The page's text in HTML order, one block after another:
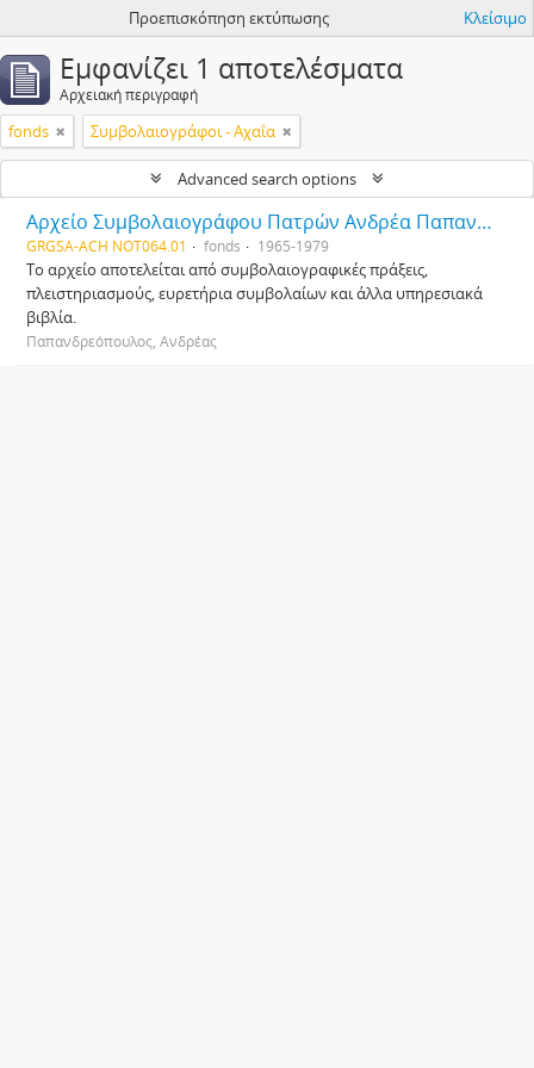
Προεπισκόπηση εκτύπωσης Κλείσιμο
Εμφανίζει 1 αποτελέσματα
Αρχειακή περιγραφή
fonds Συμβολαιογράφοι - Αχαΐα
Advanced search options
Αρχείο Συμβολαιογράφου Πατρών Ανδρέα Παπανδρεόπουλου
GRGSA-ACH NOT064.01 fonds 1965-1979
Το αρχείο αποτελείται από συμβολαιογραφικές πράξεις,
πλειστηριασμούς, ευρετήρια συμβολαίων και άλλα υπηρεσιακά
βιβλία.
Παπανδρεόπουλος, Ανδρέας